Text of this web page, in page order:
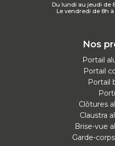
Du lundi au jeudi de
Le vendredi de 8h à
Nos
Portail
Portail
Portail
Clôtures
Claustra
Brise-vue
Garde-